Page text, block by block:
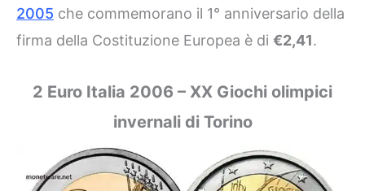
2005 che commemorano il 1° anniversario della
firma della Costituzione Europea è di €2,41.
2 Euro Italia 2006 – XX Giochi olimpici
invernali di Torino